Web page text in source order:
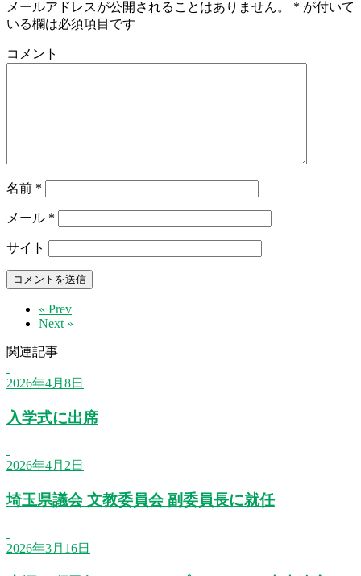
メールアドレスが公開されることはありません。 * が付いて
いる欄は必須項目です
コメント
名前 *
メール *
サイト
« Prev
Next »
関連記事
2026年4月8日
入学式に出席
2026年4月2日
埼玉県議会 文教委員会 副委員長に就任
2026年3月16日